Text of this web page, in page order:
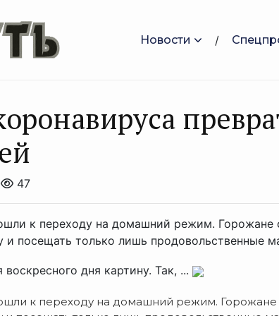
Новости
47
к переходу на домашний режим. Горожане
и посещать только лишь продовольственные
дня картину. Так, ...
к переходу на домашний режим. Горожане